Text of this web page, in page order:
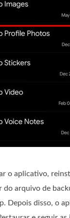
o aplicativo,
do arquivo de
Depois disso, o